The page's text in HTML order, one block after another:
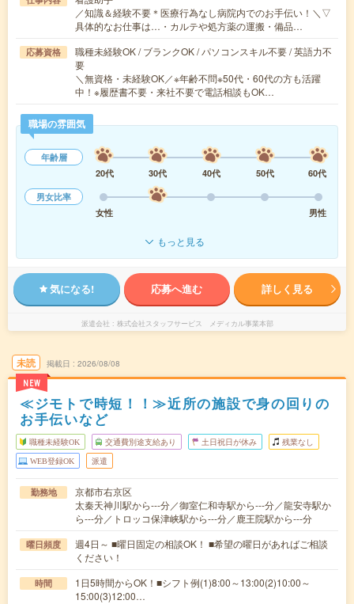
／知識＆経験不要＊医療行為なし病院内でのお手伝い！＼▽
具体的なお仕事は…・カルテや処方薬の運搬・備品…
応募資格
職種未経験OK / ブランクOK / パソコンスキル不要 / 英語力不
要
＼無資格・未経験OK／※年齢不問※50代・60代の方も活躍
中！※履歴書不要・来社不要で電話相談もOK…
職場の雰囲気
年齢層
20代
30代 40代 50代
60代
男女比率
女性
男性
もっと見る
気になる! 応募へ進む 詳しく見る
派遣会社 株式会社スタッフサービス メディカル事業本部
未読
NEW
掲載日 2026/08/08
≪ジモトで時短！！≫近所の施設で身の回りの
お手伝いなど
職種未経験OK 交通費別途支給あり 土日祝日が休み 残業なし
WEB登録OK 派遣
勤務地
京都市右京区
太秦天神川駅から---分／御室仁和寺駅から---分／龍安寺駅か
ら---分／トロッコ保津峡駅から---分／鹿王院駅から---分
曜日頻度
週4日～ ■曜日固定の相談OK！ ■希望の曜日があればご相談
ください！
時間
1日5時間からOK！■シフト例(1)8:00～13:00(2)10:00～
15:00(3)12:00…